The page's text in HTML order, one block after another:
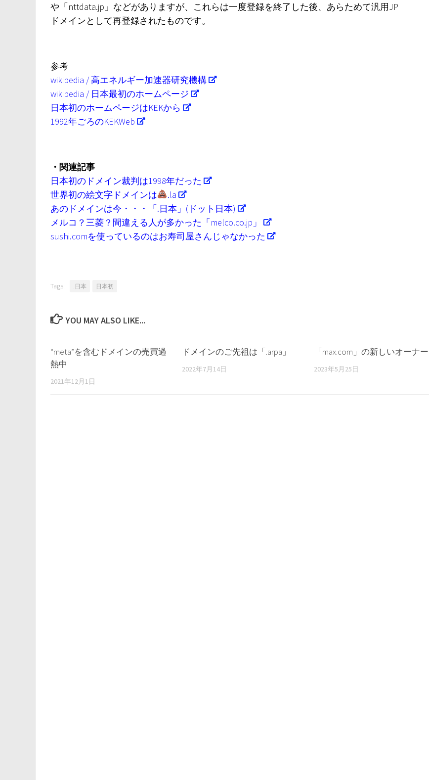
や「nttdata.jp」などがありますが、これらは一度登録を終了した後、あらためて汎用JP
ドメインとして再登録されたものです。
参考
wikipedia / 高エネルギー加速器研究機構
wikipedia / 日本最初のホームページ
日本初のホームページはKEKから
1992年ごろのKEKWeb
・関連記事
日本初のドメイン裁判は1998年だった
世界初の絵文字ドメインは
.la
あのドメインは今・・・「.日本」(ドット日本)
メルコ？三菱？間違える人が多かった「melco.co.jp」
sushi.comを使っているのはお寿司屋さんじゃなかった
Tags: .日本 日本初
YOU MAY ALSO LIKE...
“meta”を含むドメインの売買過
熱中
2021年12月1日
ドメインのご先祖は「.arpa」
2022年7月14日
「max.com」の新しいオーナー
2023年5月25日